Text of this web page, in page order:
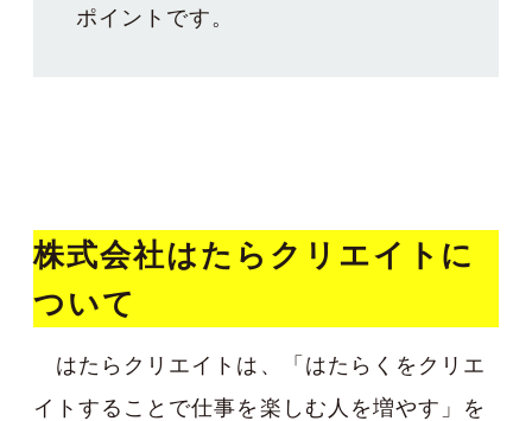
株式会社はたらクリエイトに
ついて
はたらクリエイトは、「はたらくをクリエ
イトすることで仕事を楽しむ人を増やす」を